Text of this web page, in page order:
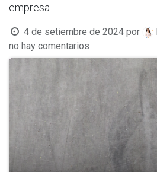
empresa.
4 de setiembre de 2024 por
no hay comentarios